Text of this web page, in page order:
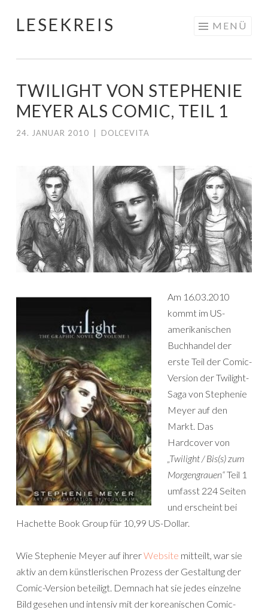
Springe
LESEKREIS MENÜ
TWILIGHT VON STEPHENIE
MEYER ALS COMIC, TEIL 1
24. JANUAR 2010 DOLCEVITA
Am 16.03.2010
kommt im US-
amerikanischen
Buchhandel der
erste Teil der Comic-
Version der Twilight-
Saga von Stephenie
Meyer auf den
Markt. Das
Hardcover von
„Twilight / Bis(s) zum
Morgengrauen“Teil 1
umfasst 224 Seiten
und erscheint bei
Hachette Book Group für 10,99 US-Dollar.
Wie Stephenie Meyer auf ihrerWebsite mitteilt, war sie
aktiv an dem künstlerischen Prozess der Gestaltung der
Comic-Version beteiligt. Demnach hat sie jedes einzelne
Bild gesehen und intensiv mit der koreanischen Comic-